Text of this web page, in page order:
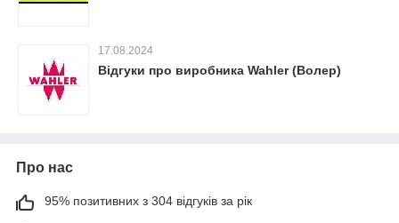
17.08.2024
Відгуки про виробника Wahler (Волер)
Про нас
95% позитивних з 304 відгуків за рік